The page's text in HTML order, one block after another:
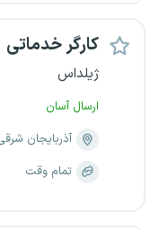
کارگر خدماتی
ژیلداس
ارسال آسان
آذربایجان
تمام وقت